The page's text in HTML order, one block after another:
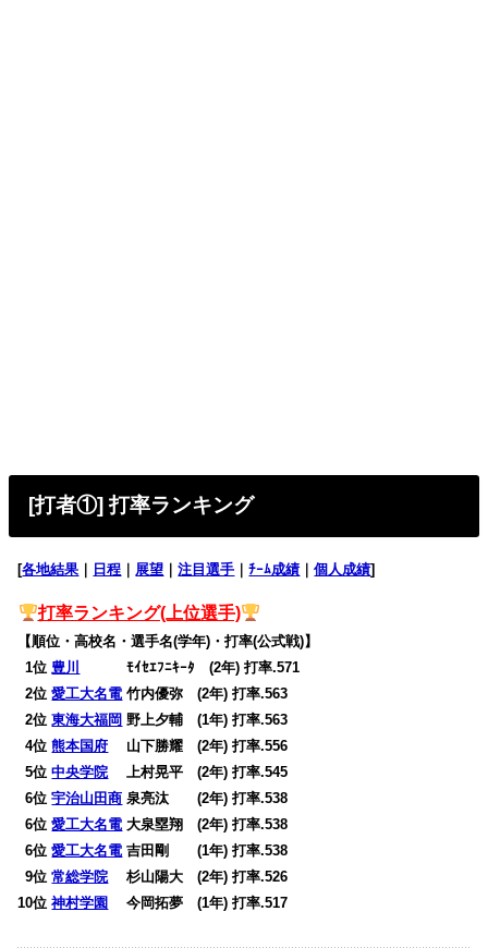
[打者①] 打率ランキング
[各地結果 日程 展望 ｜注目選手 ｜ﾁｰﾑ成績 ｜個人成績]
打率ランキング(上位選手)
【順位・高校名・選手名(学年)・打率(公式戦)】
01位豊川
ﾓｲｾｴﾌﾆｷｰﾀ (2年) 打率.571
02位愛工大名電 竹内優弥 (2年) 打率.563
02位東海大福岡 野上夕輔 (1年) 打率.563
04位熊本国府 山下勝耀 (2年) 打率.556
05位中央学院 上村晃平 (2年) 打率.545
06位宇治山田商 泉亮汰 (2年) 打率.538
06位愛工大名電 大泉塁翔 (2年) 打率.538
06位愛工大名電 吉田剛 (1年) 打率.538
09位常総学院 杉山陽大 (2年) 打率.526
10位神村学園 今岡拓夢 (1年) 打率.517